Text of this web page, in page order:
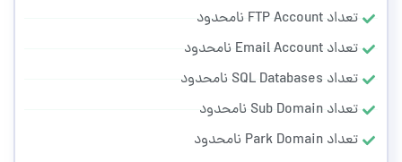
تعداد FTP Account نامحدود
تعداد Email Account نامحدود
تعداد SQL Databases نامحدود
تعداد Sub Domain نامحدود
تعداد Park Domain نامحدود